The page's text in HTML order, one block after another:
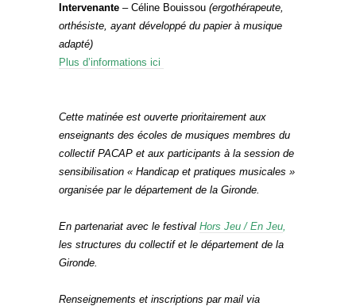
Intervenante – Céline Bouissou (ergothérapeute,
orthésiste, ayant développé du papier à musique
adapté)
Plus d’informations ici
Cette matinée est ouverte prioritairement aux
enseignants des écoles de musiques membres du
collectif PACAP et aux participants à la session de
sensibilisation « Handicap et pratiques musicales »
organisée par le département de la Gironde.
En partenariat avec le festival Hors Jeu / En Jeu
les structures du collectif et le département de la
Gironde.
Renseignements et inscriptions par mail via